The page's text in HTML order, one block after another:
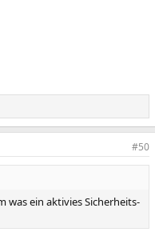
#50
was ein aktivies Sicherheits-